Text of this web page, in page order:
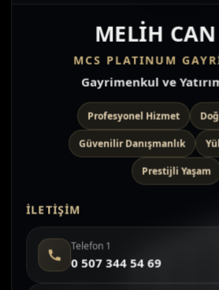
MELIH CAN
MCS PLATINUM
Gayrimenkul ve
Profesyonel Hizmet
Güvenilir Danışmanlık
Prestijli Yaşam
İLETIŞIM
Telefon 1
0 507 344 54 69